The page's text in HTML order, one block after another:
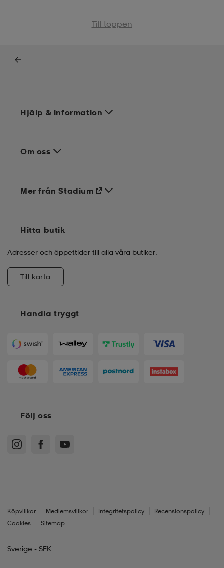
Till toppen
Hjälp & information
Om oss
Handla tryggt
Mer från Stadium
Hitta butik
Adresser och öppettider till alla våra butiker.
Till karta
Följ oss
Köpvillkor Medlemsvillkor Integritetspolicy
Recensionspolicy
Cookies
Sitemap
Sverige - SEK